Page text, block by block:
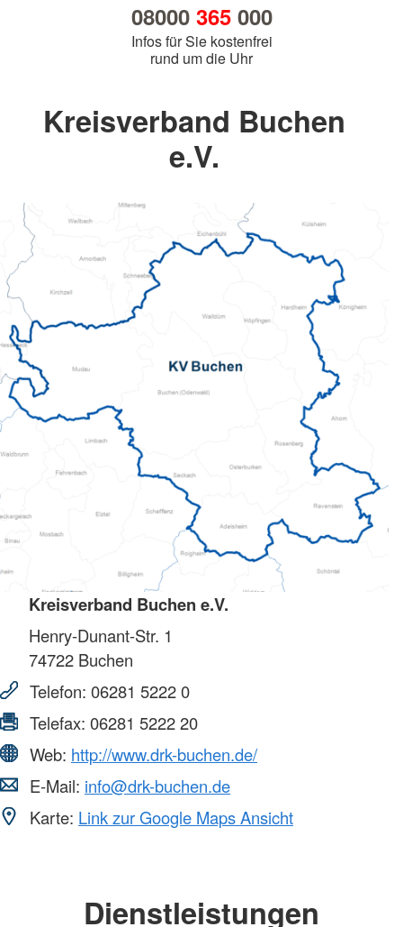
08000 365000
Infos für Sie kostenfrei
rund um die Uhr
Kreisverband Buchen
e.V.
Kreisverband Buchen e.V.
Henry-Dunant-Str. 1
74722 Buchen
Telefon: 06281 5222 0
Telefax: 06281 5222 20
Web: http://www.drk-buchen.de/
E-Mail: info@drk-buchen.de
Karte: Link zur Google Maps Ansicht
Dienstleistungen